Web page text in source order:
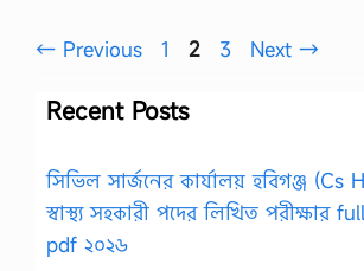
← Previous Page
1 Page
2 Page
3 Next →
Recent Posts
সিভিল সার্জনের কার্যালয় হবিগঞ্জ
স্বাস্থ্য সহকারী পদের লিখিত পরীক্ষার
pdf ২০২৬